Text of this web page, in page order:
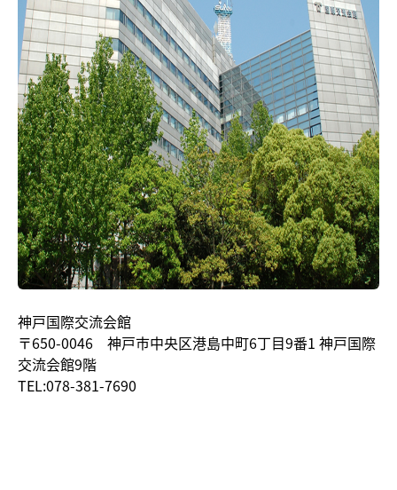
神戸国際交流会館
〒650-0046 神戸市中央区港島中町6丁目9番1 神戸国際
交流会館9階
TEL:078-381-7690